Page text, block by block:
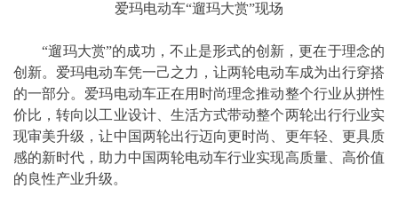
爱玛电动车“遛玛大赏”现场
“遛玛大赏”的成功，不止是形式的创新，更在于理念的
创新。爱玛电动车凭一己之力，让两轮电动车成为出行穿搭
的一部分。爱玛电动车正在用时尚理念推动整个行业从拼性
价比，转向以工业设计、生活方式带动整个两轮出行行业实
现审美升级，让中国两轮出行迈向更时尚、更年轻、更具质
感的新时代，助力中国两轮电动车行业实现高质量、高价值
的良性产业升级。